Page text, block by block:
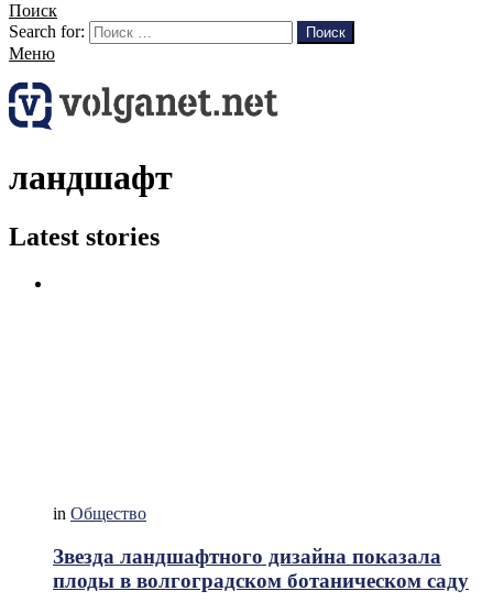
Поиск
Search for:
Поиск
Меню
ландшафт
Latest stories
in Общество
Звезда ландшафтного дизайна показала
плоды в волгоградском ботаническом саду